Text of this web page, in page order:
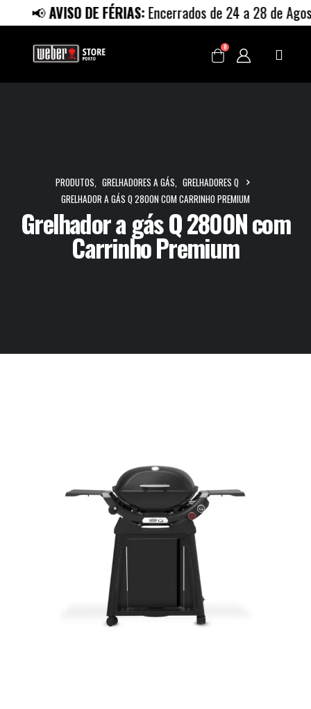
📢AVISO DE FÉRIAS:Encerrados de 24 a 28 de
0
Grelhador a gás Q 2800N com
Carrinho Premium
PRODUTOS, GRELHADORES A GÁS, GRELHADORES Q
GRELHADOR A GÁS Q 2800N COM CARRINHO PREMIUM